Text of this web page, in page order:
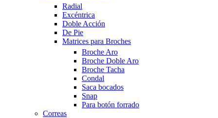
Radial
Excéntrica
Doble Acción
De Pie
Matrices para Broches
Broche Aro
Broche Doble Aro
Broche Tacha
Condal
Saca bocados
Snap
Para botón forrado
Correas